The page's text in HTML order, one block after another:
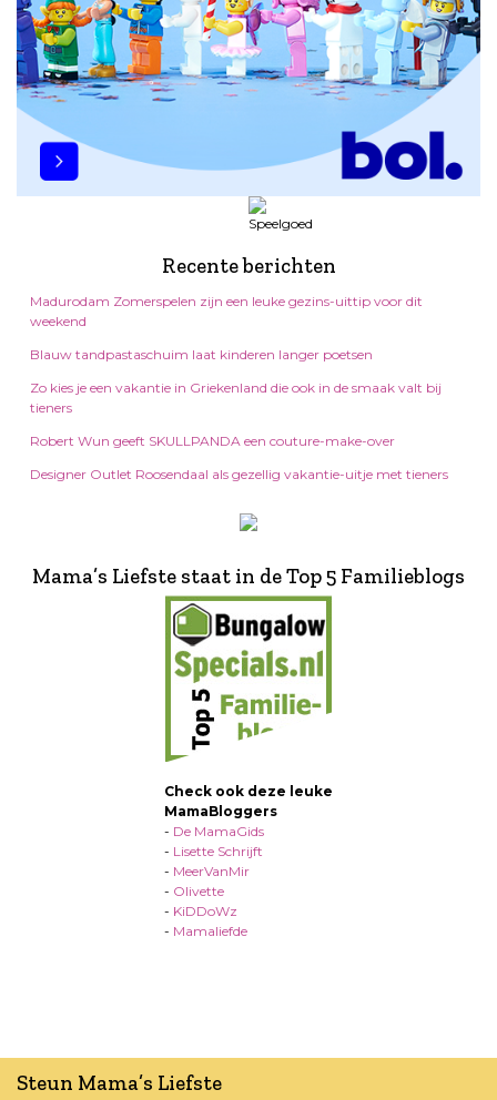
Recente berichten
Madurodam Zomerspelen zijn een leuke gezins-uittip voor dit
weekend
Blauw tandpastaschuim laat kinderen langer poetsen
Zo kies je een vakantie in Griekenland die ook in de smaak valt bij
tieners
Robert Wun geeft SKULLPANDA een couture-make-over
Designer Outlet Roosendaal als gezellig vakantie-uitje met tieners
Mama’s Liefste staat in de Top 5 Familieblogs
Check ook deze leuke
MamaBloggers
- De MamaGids
- Lisette Schrijft
- MeerVanMir
- Olivette
- KiDDoWz
- Mamaliefde
Steun Mama’s Liefste